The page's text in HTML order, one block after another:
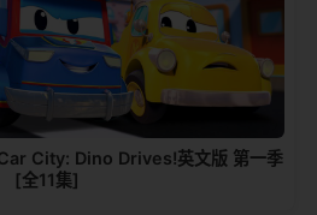
Car City: Dino Drives!英文版 第一季
[全11集]